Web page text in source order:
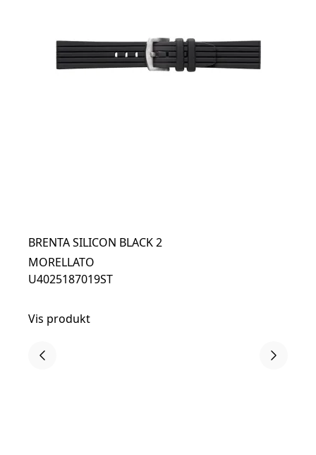
BRENTA SILICON BLACK 2
MORELLATO
U4025187019ST
Vis produkt